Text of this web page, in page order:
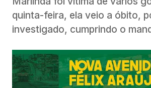
quinta-feira, ela veio a óbito,
investigado, cumprindo o